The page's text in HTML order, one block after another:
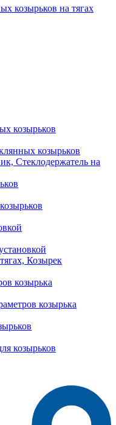
козырьков на тягах
козырьков
козырьков
Стеклодержатель на
Козырек
козырька
козырька
козырьков